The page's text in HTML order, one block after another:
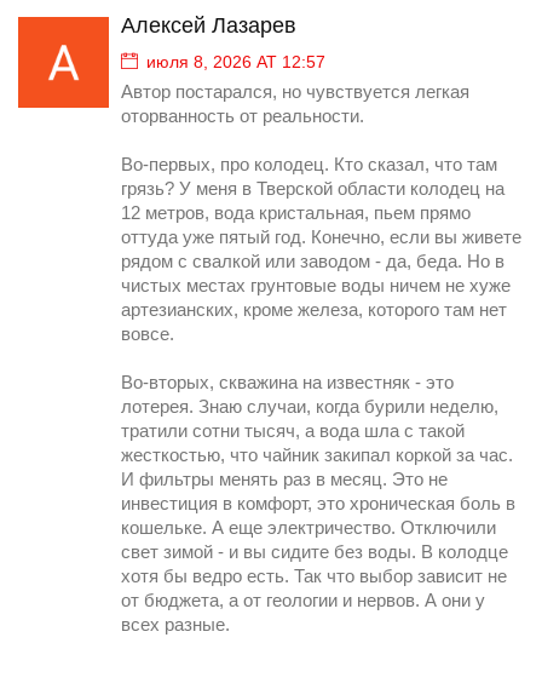
Алексей Лазарев
июля 8, 2026 AT 12:57
Автор постарался, но чувствуется легкая
оторванность от реальности.
Во-первых, про колодец. Кто сказал, что там
грязь? У меня в Тверской области колодец на
12 метров, вода кристальная, пьем прямо
оттуда уже пятый год. Конечно, если вы живете
рядом с свалкой или заводом - да, беда. Но в
чистых местах грунтовые воды ничем не хуже
артезианских, кроме железа, которого там нет
вовсе.
Во-вторых, скважина на известняк - это
лотерея. Знаю случаи, когда бурили неделю,
тратили сотни тысяч, а вода шла с такой
жесткостью, что чайник закипал коркой за час.
И фильтры менять раз в месяц. Это не
инвестиция в комфорт, это хроническая боль в
кошельке. А еще электричество. Отключили
свет зимой - и вы сидите без воды. В колодце
хотя бы ведро есть. Так что выбор зависит не
от бюджета, а от геологии и нервов. А они у
всех разные.